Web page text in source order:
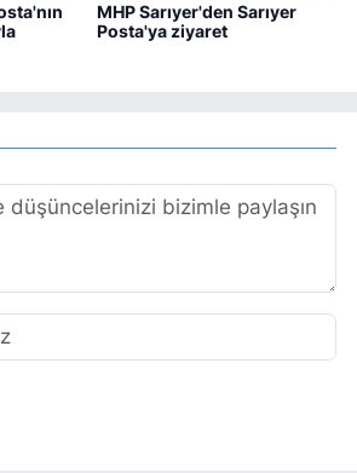
MHP Sarıyer'den Sarıyer
Posta'ya ziyaret